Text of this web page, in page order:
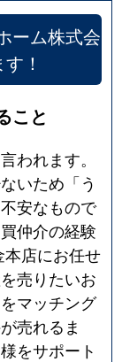
ーム株式会
！
こと
われます。
いため「う
安なもので
仲介の経験
店にお任せ
売りたいお
マッチング
売れるま
をサポート